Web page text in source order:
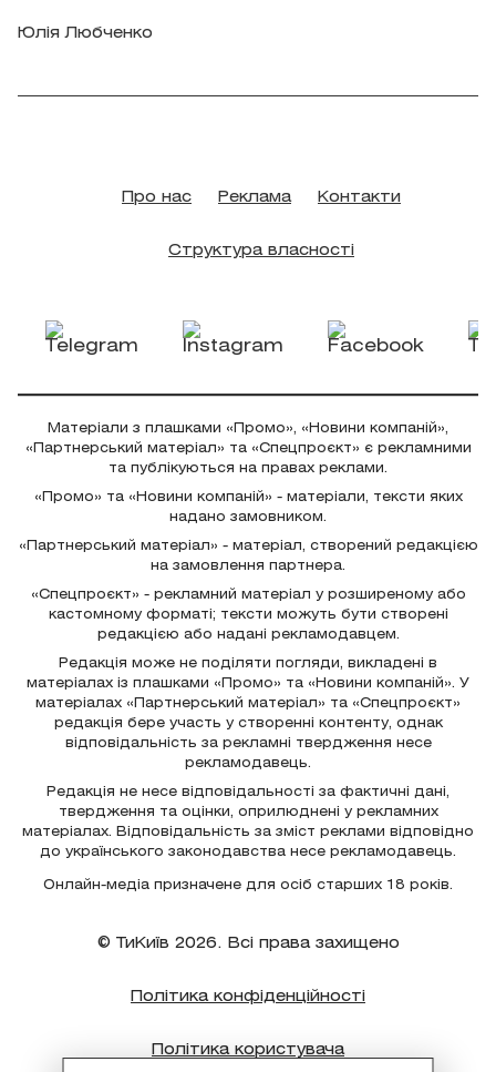
Юлія Любченко
Про нас Реклама Контакти
Структура власності
Матеріали з плашками «Промо», «Новини компаній»,
«Партнерський матеріал» та «Спецпроєкт» є рекламними
та публікуються на правах реклами.
«Промо» та «Новини компаній» - матеріали, тексти яких
надано замовником.
«Партнерський матеріал» - матеріал, створений редакцією
на замовлення партнера.
«Спецпроєкт» - рекламний матеріал у розширеному або
кастомному форматі; тексти можуть бути створені
редакцією або надані рекламодавцем.
Редакція може не поділяти погляди, викладені в
матеріалах із плашками «Промо» та «Новини компаній». У
матеріалах «Партнерський матеріал» та «Спецпроєкт»
редакція бере участь у створенні контенту, однак
відповідальність за рекламні твердження несе
рекламодавець.
Редакція не несе відповідальності за фактичні дані,
твердження та оцінки, оприлюднені у рекламних
матеріалах. Відповідальність за зміст реклами відповідно
до українського законодавства несе рекламодавець.
Онлайн-медіа призначене для осіб старших 18 років.
© ТиКиїв 2026. Всі права захищено
Політика конфіденційності
Політика користувача